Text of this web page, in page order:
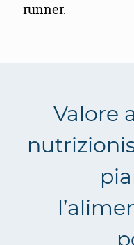
runner.
Valore